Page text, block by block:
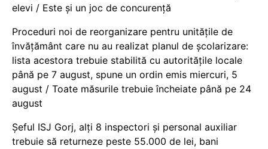
elevi / Este și un joc de concurență
Proceduri noi de reorganizare pentru unitățile de
învățământ care nu au realizat planul de școlarizare:
lista acestora trebuie stabilită cu autoritățile locale
până pe 7 august, spune un ordin emis miercuri, 5
august / Toate măsurile trebuie încheiate până pe 24
august
Șeful ISJ Gorj, alți 8 inspectori și personal auxiliar
trebuie să returneze peste 55.000 de lei, bani